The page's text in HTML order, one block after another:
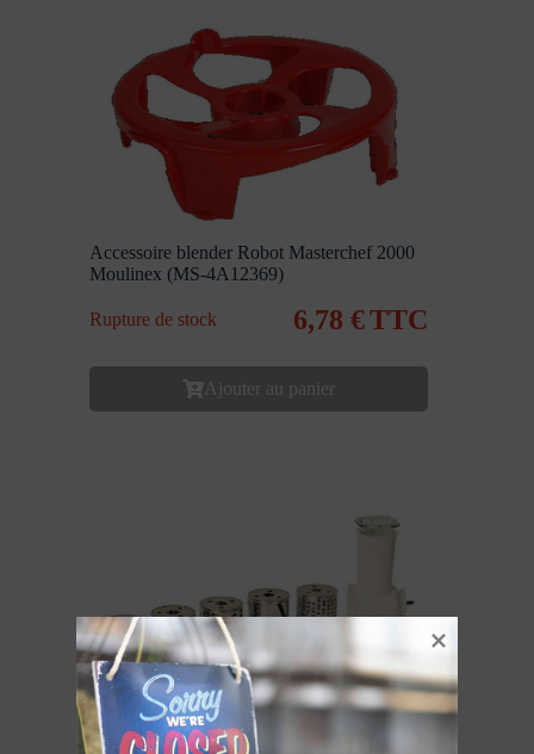
Accessoire blender Robot Masterchef 2000
Moulinex (MS-4A12369)
Rupture de stock 6,78 €TTC
Ajouter au panier
Accessoire Eminceur/Râpeur + 5 tambours
Hachoir Moulinex